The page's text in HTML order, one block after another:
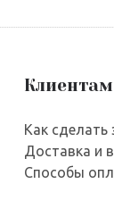
Клиентам
Как сделать
Доставка и
Способы